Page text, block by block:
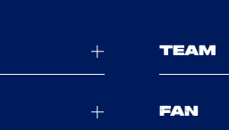
TEAM
FAN